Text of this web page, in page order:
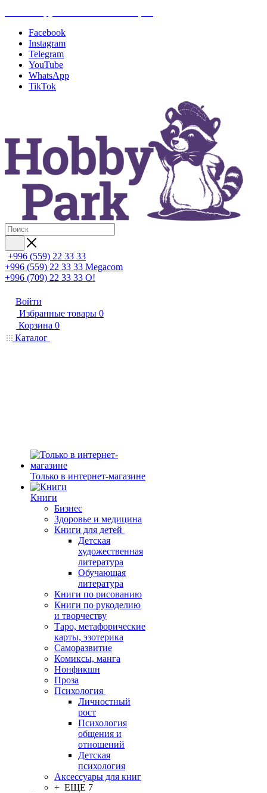
Facebook
Instagram
Telegram
YouTube
WhatsApp
TikTok
+996 (559) 22 33 33
+996 (559) 22 33 33 Megacom
+996 (709) 22 33 33 O!
Войти
Избранные товары 0
Корзина 0
Каталог
Только в интернет-магазине
Книги
Бизнес
Здоровье и медицина
Книги для детей
Детская
художественная
литература
Обучающая
литература
Книги по рисованию
Книги по рукоделию
и творчеству
Таро, метафорические
карты, эзотерика
Саморазвитие
Комиксы, манга
Нонфикшн
Проза
Психология
Личностный
рост
Психология
общения и
отношений
Детская
психология
Аксессуары для книг
+ ЕЩЕ 7